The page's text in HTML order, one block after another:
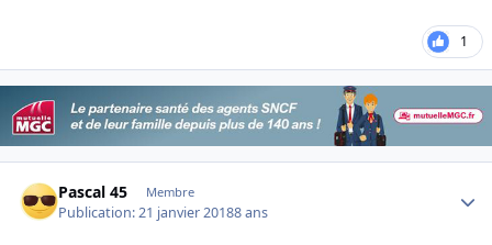
1
Pascal 45 Membre
Publication:21 janvier 20188 ans